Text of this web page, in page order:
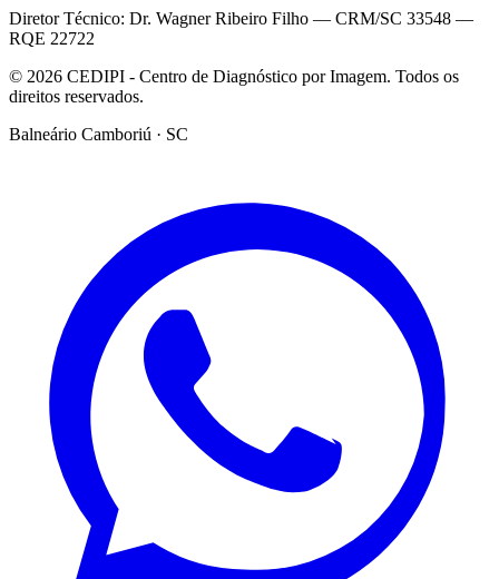
Diretor Técnico: Dr. Wagner Ribeiro Filho — CRM/SC 33548 —
RQE 22722
© 2026 CEDIPI - Centro de Diagnóstico por Imagem. Todos os
direitos reservados.
Balneário Camboriú · SC